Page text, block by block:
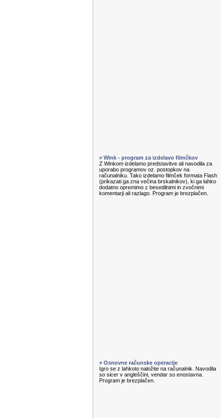
» Wink - program za izdelavo filmčkov
Z Winkom izdelamo predstavitve ali navodila za
uporabo programov oz. postopkov na
računalniku. Tako izdelamo filmček formata Flash
(prikazati ga zna večina brskalnikov), ki ga lahko
dodatno opremimo z besedilnimi in zvočnimi
komentarji ali razlago. Program je brezplačen.
» Osnovne računske operacije
Igro se z lahkoto naložite na računalnik. Navodila
so sicer v angleščini, vendar so enostavna.
Program je brezplačen.